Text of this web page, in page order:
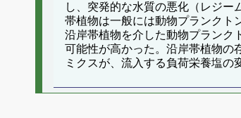
し、突発的な水質の悪化（レジ
帯植物は一般には動物プランクト
沿岸帯植物を介した動物プランク
可能性が高かった。沿岸帯植物の
ミクスが、流入する負荷栄養塩の